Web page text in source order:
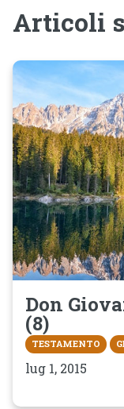
Articoli
Don
(8)
TESTAMENTO
lug 1, 2015